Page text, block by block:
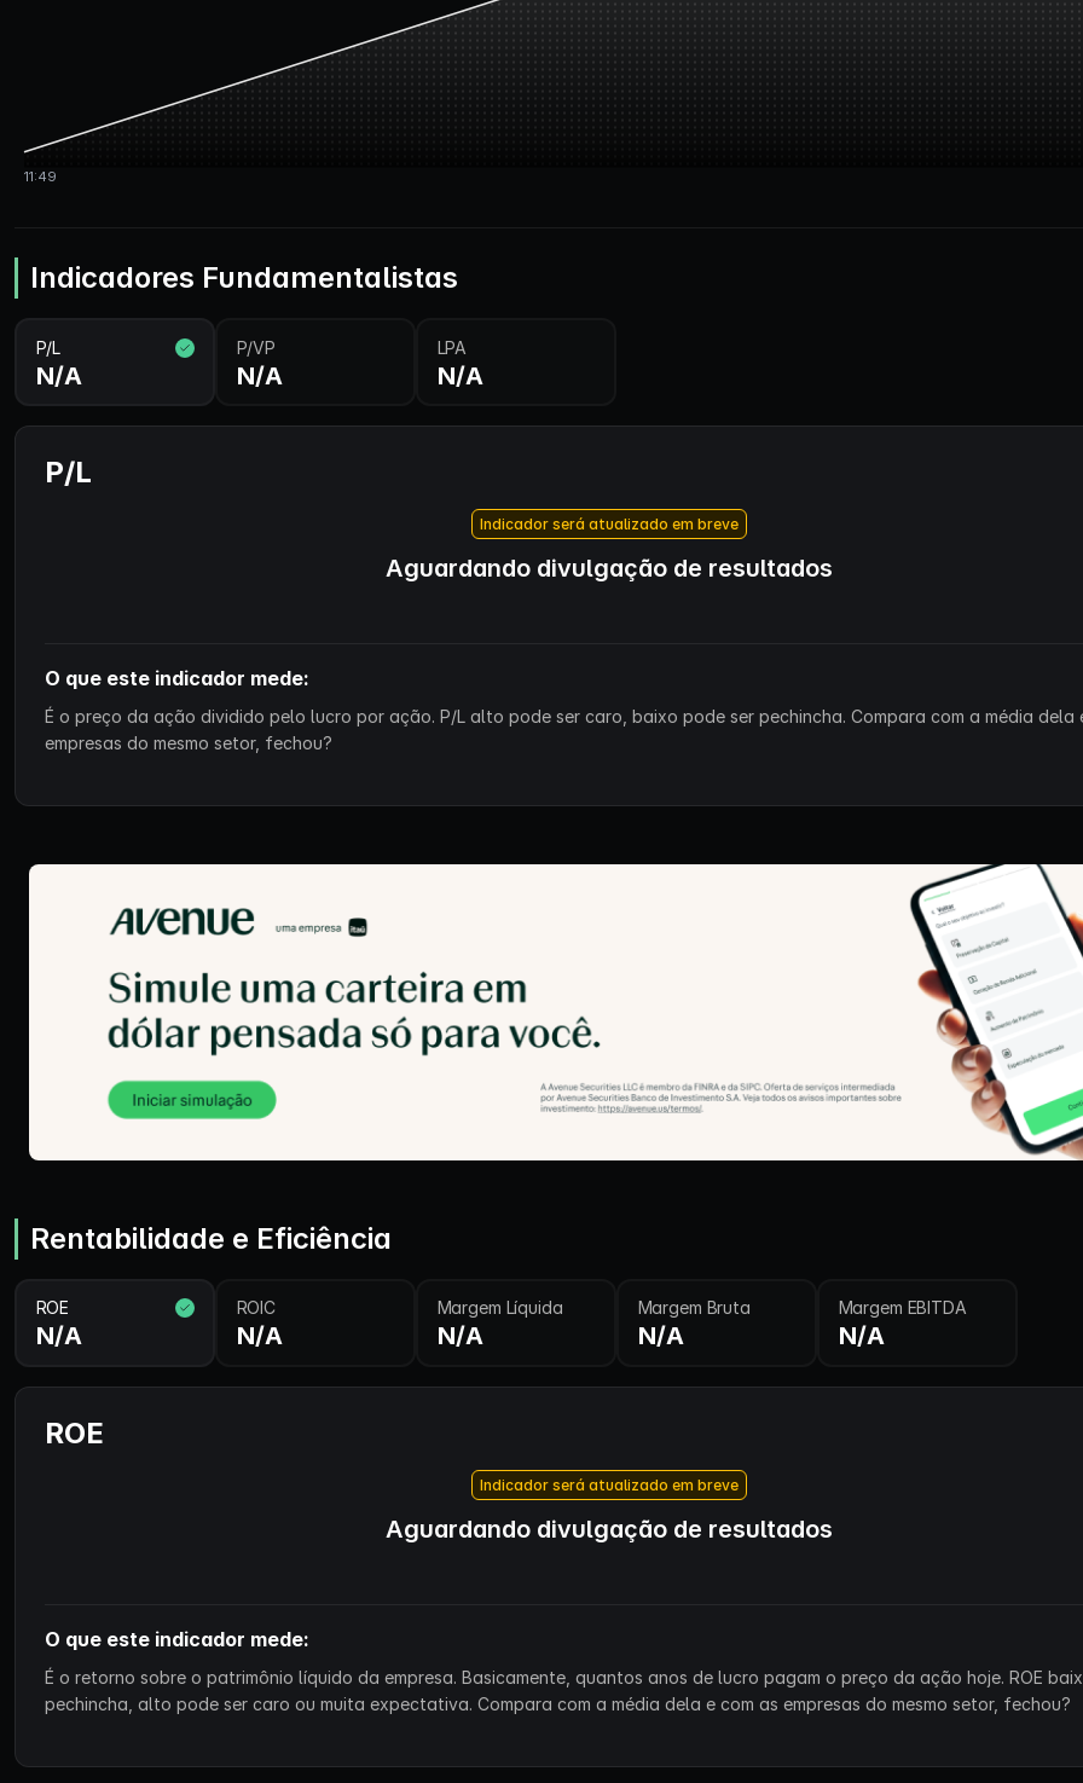
Indicadores Fundamentalistas
P/L
N/A
P/VP
N/A
LPA
N/A
P/L
Indicador será atualizado em breve
Aguardando divulgação de resultados
O que este indicador mede:
É o preço da ação dividido pelo lucro por ação. P/L alto pode ser caro, baixo pode ser pechincha. Compara com a média dela
empresas do mesmo setor, fechou?
Rentabilidade e Eficiência
ROE
N/A
ROIC
N/A
Margem Líquida
N/A
Margem Bruta
N/A
Margem EBITDA
N/A
ROE
Indicador será atualizado em breve
Aguardando divulgação de resultados
O que este indicador mede:
É o retorno sobre o patrimônio líquido da empresa. Basicamente, quantos anos de lucro pagam o preço da ação hoje. ROE
pechincha, alto pode ser caro ou muita expectativa. Compara com a média dela e com as empresas do mesmo setor, fechou?